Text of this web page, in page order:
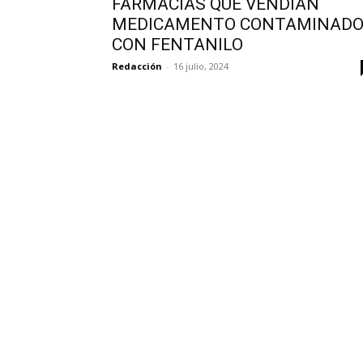
MEDICAMENTO
CON FENTANILO
Redacción - 16 julio, 2024